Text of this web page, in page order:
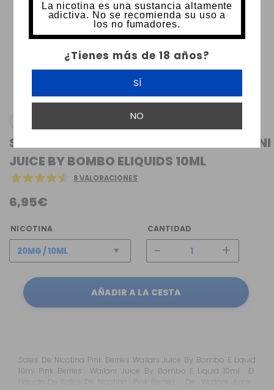
La nicotina es una sustancia altamente
adictiva. No se recomienda su uso a
los no fumadores.
¿Tienes más de 18 años?
SÍ
NO
SALES DE NICOTINA PINK BERRIES WAILANI
JUICE BY BOMBO ELIQUIDS 10ML
8 VALORACIONES
6,95€
NICOTINA CANTIDAD
- +
AÑADIR A LA CESTA
Sales De Nicotina Pink Berries Wailani Juice By Bombo E Liquid
10ml Pink Berries Wailani Juice By Bombo E Liquid 10ml El
Líquido De Sales De Nicotina Pink Berries De Wailani Juice